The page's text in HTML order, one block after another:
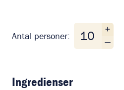
Antal personer:
Antal personer
Ingredienser